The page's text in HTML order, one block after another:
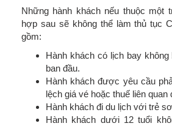
Những hành khách nếu thuộc một
hợp sau sẽ không thể làm thủ tục
gồm:
Hành khách có lịch bay
ban đầu.
Hành khách được yêu cầu
lệch giá vé hoặc thuế liên quan
Hành khách đi du lịch với trẻ
Hành khách dưới 12 tuổi